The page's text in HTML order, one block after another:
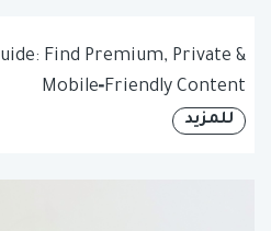
Find Premium, Private &
Mobile‑Friendly Content
للمزيد